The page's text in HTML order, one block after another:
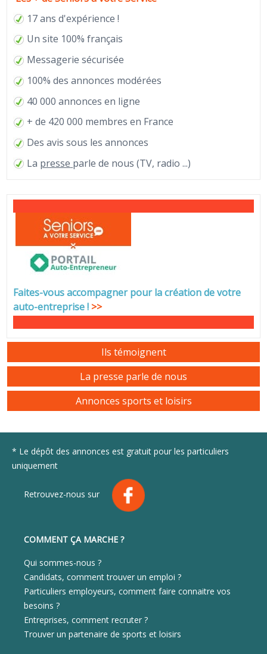
17 ans d'expérience !
Un site 100% français
Messagerie sécurisée
100% des annonces modérées
40 000 annonces en ligne
+ de 420 000 membres en France
Des avis sous les annonces
La presse parle de nous (TV, radio ...)
Faites-vous accompagner pour la création de votre
auto-entreprise! >>
Ils témoignent
La presse parle de nous
Annonces sports et loisirs
* Le dépôt des annonces est gratuit pour les particuliers
uniquement
Retrouvez-nous sur
COMMENT ÇA MARCHE ?
Qui sommes-nous ?
Candidats, comment trouver un emploi ?
Particuliers employeurs, comment faire connaitre vos
besoins ?
Entreprises, comment recruter ?
Trouver un partenaire de sports et loisirs